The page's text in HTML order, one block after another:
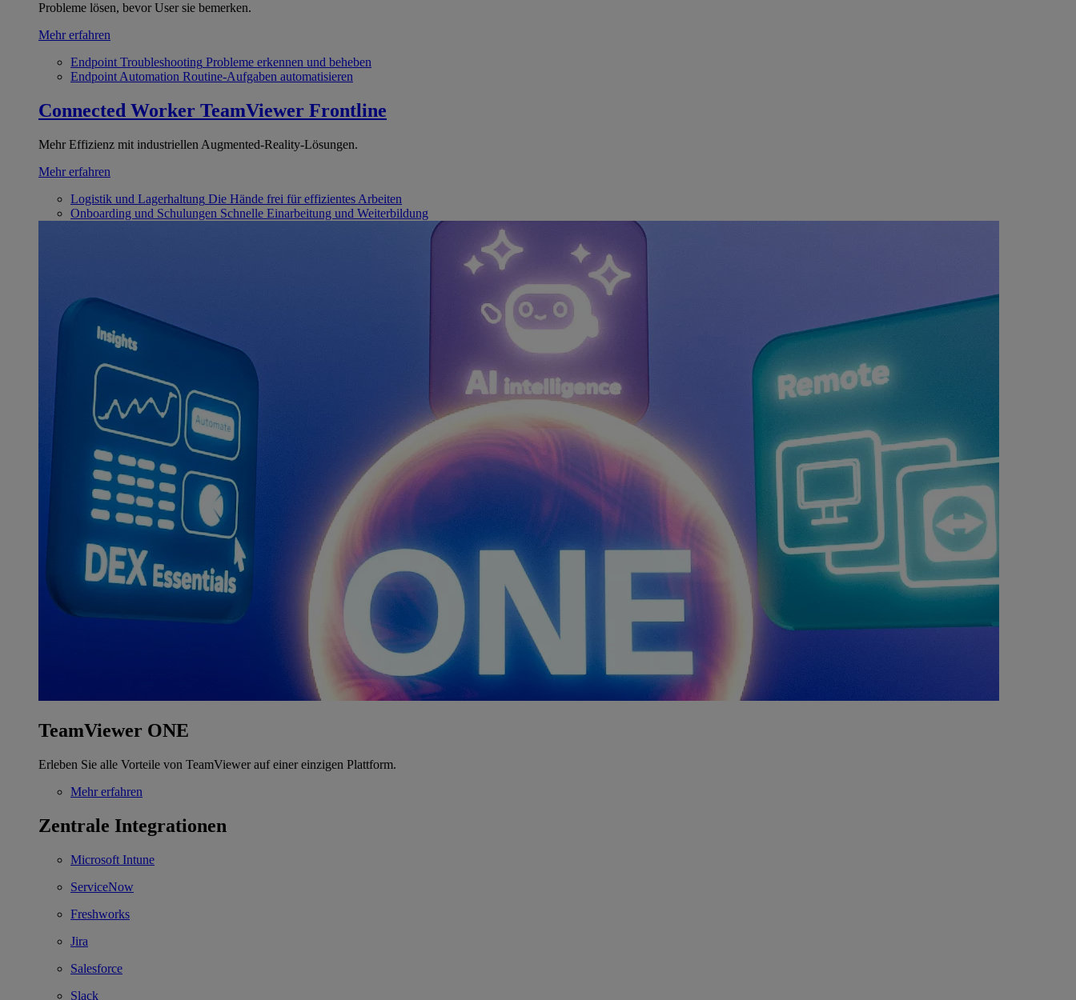
Probleme lösen, bevor User sie bemerken.
Mehr erfahren
Endpoint Troubleshooting Probleme erkennen und beheben
Endpoint Automation Routine-Aufgaben automatisieren
Connected Worker TeamViewer Frontline
Mehr Effizienz mit industriellen Augmented-Reality-Lösungen.
Mehr erfahren
Logistik und Lagerhaltung Die Hände frei für effizientes Arbeiten
Onboarding und Schulungen Schnelle Einarbeitung und Weiterbildung
TeamViewer ONE
Erleben Sie alle Vorteile von TeamViewer auf einer einzigen Plattform.
Mehr erfahren
Zentrale Integrationen
Microsoft Intune
ServiceNow
Freshworks
Jira
Salesforce
Slack